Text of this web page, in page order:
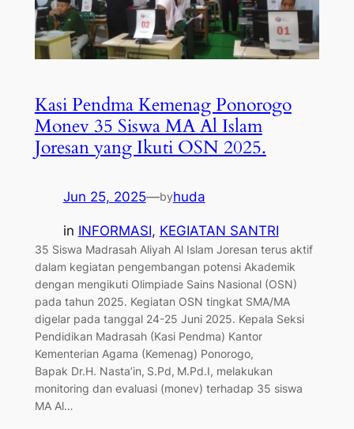
Kasi Pendma Kemenag Ponorogo
Monev 35 Siswa MA Al Islam
Joresan yang Ikuti OSN 2025.
Jun 25, 2025—byhuda
in INFORMASI, KEGIATAN SANTRI
35 Siswa Madrasah Aliyah Al Islam Joresan terus aktif
dalam kegiatan pengembangan potensi Akademik
dengan mengikuti Olimpiade Sains Nasional (OSN)
pada tahun 2025. Kegiatan OSN tingkat SMA/MA
digelar pada tanggal 24-25 Juni 2025. Kepala Seksi
Pendidikan Madrasah (Kasi Pendma) Kantor
Kementerian Agama (Kemenag) Ponorogo,
Bapak Dr.H. Nasta’in, S.Pd, M.Pd.I, melakukan
monitoring dan evaluasi (monev) terhadap 35 siswa
MA Al…